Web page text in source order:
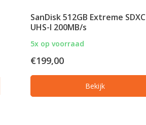
SanDisk 512GB Extreme SDXC
UHS-I 200MB/s
5x op voorraad
€199,00
Bekijk